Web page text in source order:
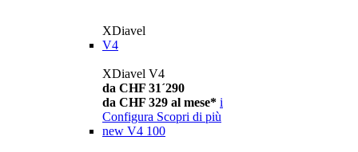
XDiavel
V4
XDiavel V4
da CHF 31´290
da CHF 329 al mese* i
Configura Scopri di più
new V4 100